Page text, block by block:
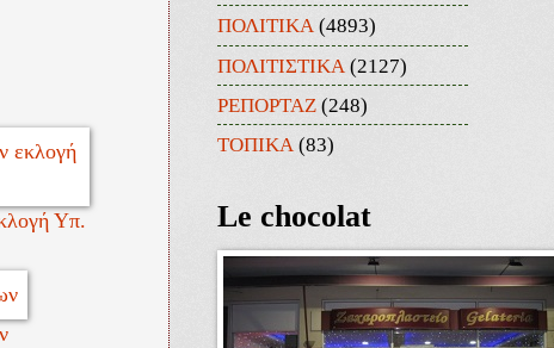
Υπ.
ΠΟΛΙΤΙΚΑ (4893)
ΠΟΛΙΤΙΣΤΙΚΑ (2127)
ΡΕΠΟΡΤΑΖ (248)
ΤΟΠΙΚΑ (83)
Le chocolat